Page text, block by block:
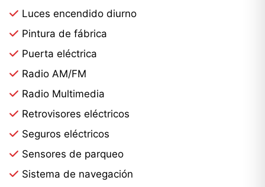
Luces encendido diurno
Pintura de fábrica
Puerta eléctrica
Radio AM/FM
Radio Multimedia
Retrovisores eléctricos
Seguros eléctricos
Sensores de parqueo
Sistema de navegación